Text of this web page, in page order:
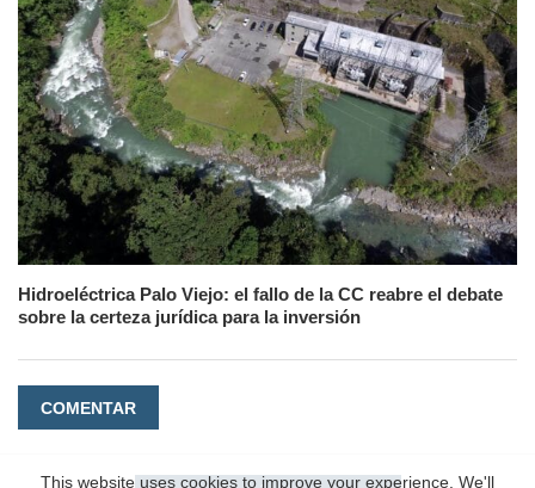
Hidroeléctrica Palo Viejo: el fallo de la CC reabre el debate
sobre la certeza jurídica para la inversión
COMENTAR
This website uses cookies to improve your experience. We'll